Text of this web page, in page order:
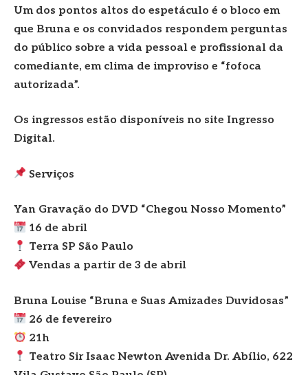
Um dos pontos altos do espetáculo é o bloco em
que Bruna e os convidados respondem perguntas
do público sobre a vida pessoal e profissional da
comediante, em clima de improviso e “fofoca
autorizada”.
Os ingressos estão disponíveis no site Ingresso
Digital.
Serviços
Yan Gravação do DVD “Chegou Nosso Momento”
16 de abril
Terra SP São Paulo
Vendas a partir de 3 de abril
Bruna Louise “Bruna e Suas Amizades Duvidosas”
26 de fevereiro
21h
Teatro Sir Isaac Newton Avenida Dr. Abílio, 622